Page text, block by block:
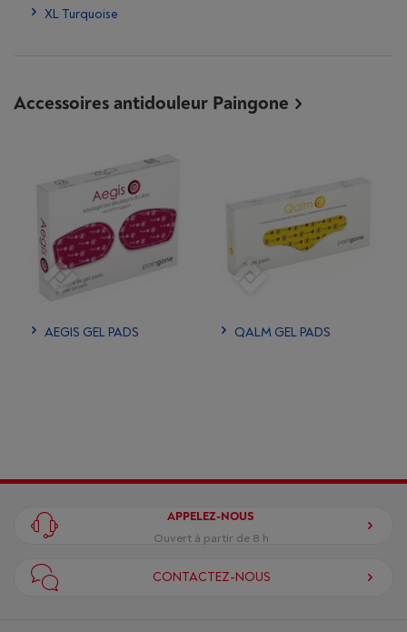
XL Turquoise
Accessoires antidouleur Paingone
AEGIS GEL PADS QALM GEL PADS
APPELEZ-NOUS
Ouvert à partir de 8 h
CONTACTEZ-NOUS